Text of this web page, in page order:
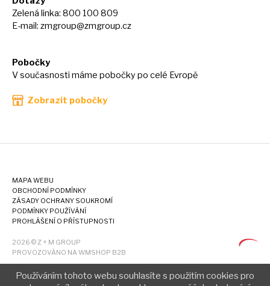
Zelená linka: 800 100 809
E-mail: zmgroup@zmgroup.cz
Pobočky
V současnosti máme pobočky po celé Evropě
Zobrazit pobočky
MAPA WEBU
OBCHODNÍ PODMÍNKY
ZÁSADY OCHRANY SOUKROMÍ
PODMÍNKY POUŽÍVÁNÍ
PROHLÁŠENÍ O PŘÍSTUPNOSTI
2026 © Z + M GROUP
PROVOZOVÁNO NA WMSHOP B2B
Používáním tohoto webu souhlasíte s použitím cookies pro